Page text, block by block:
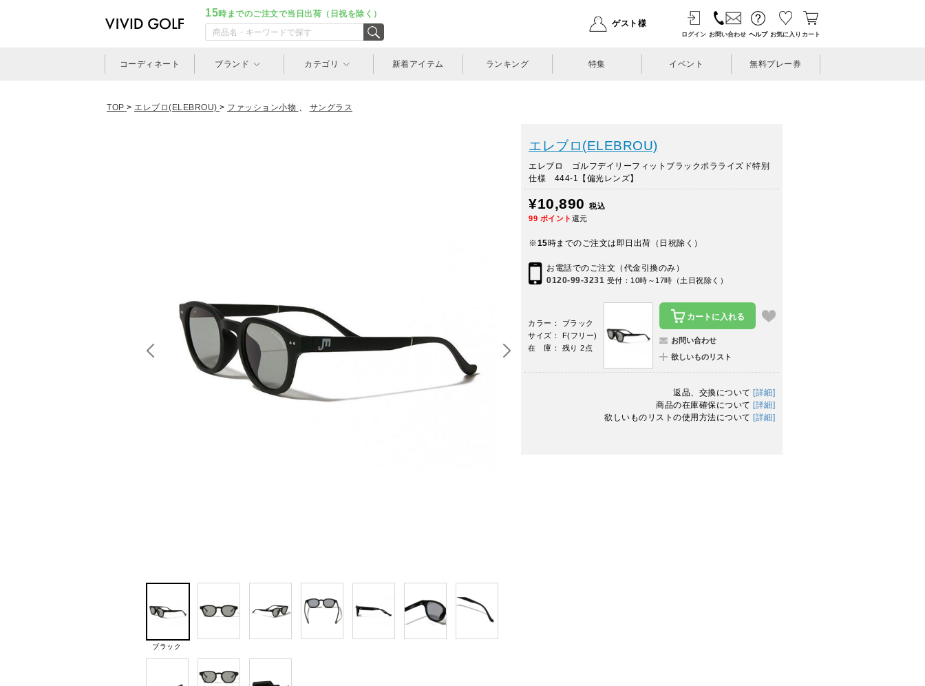
15時までのご注文で当日出荷（日祝を除く）
ゲスト様
ログイン お問い合わせ ヘルプ お気に入り カート
コーディネート ブランド カテゴリ 新着アイテム ランキング 特集 イベント 無料プレー券
TOP > エレブロ(ELEBROU) > ファッション小物 、 サングラス
ブラック
エレブロ(ELEBROU)
エレブロ ゴルフデイリーフィットブラックポラライズド特別
仕様 444-1【偏光レンズ】
¥10,890
税込
99 ポイント 還元
※15時までのご注文は即日出荷（日祝除く）
お電話でのご注文（代金引換のみ）
0120-99-3231 受付：10時～17時（土日祝除く）
カラー： ブラック
サイズ： F(フリー)
在 庫： 残り 2点
カートに入れる
お問い合わせ
欲しいものリスト
返品、交換について [詳細]
商品の在庫確保について [詳細]
欲しいものリストの使用方法について [詳細]